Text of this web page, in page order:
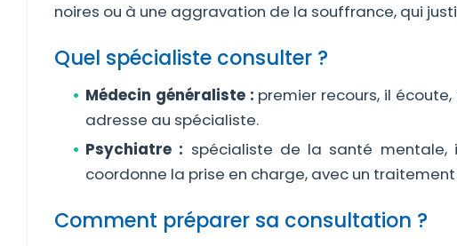
noires ou à une aggravation de la souffrance, qui
Quel spécialiste consulter ?
Médecin généraliste : premier recours, il
adresse au spécialiste.
Psychiatre : spécialiste de la santé
coordonne la prise en charge, avec un
Comment préparer sa consultation ?